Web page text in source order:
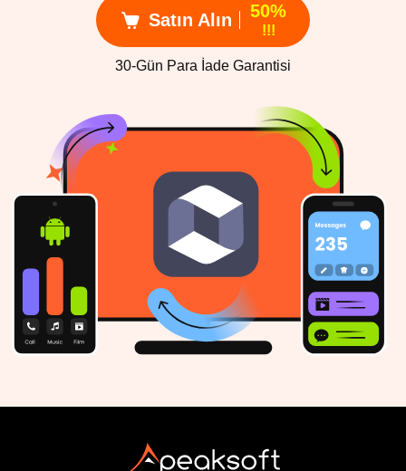
Satın Alın 50%
!!!
30-Gün Para İade Garantisi